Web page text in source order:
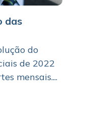
das
do
de 2022
mensais....